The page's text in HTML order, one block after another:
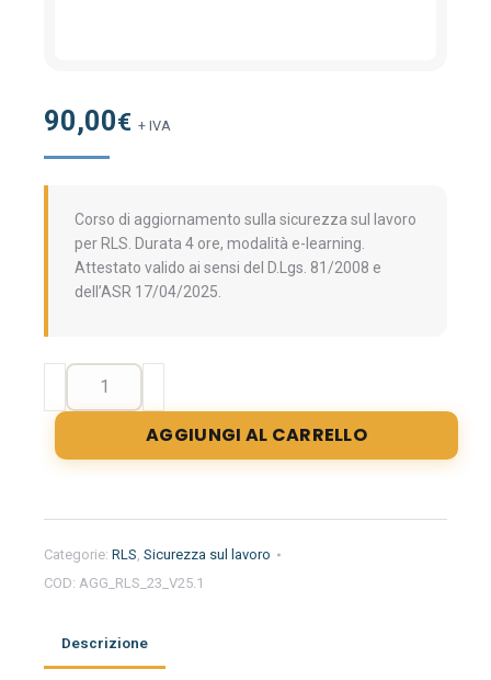
90,00€ + IVA
Corso di aggiornamento sulla sicurezza sul lavoro
per RLS. Durata 4 ore, modalità e-learning.
Attestato valido ai sensi del D.Lgs. 81/2008 e
dell’ASR 17/04/2025.
Aggiornamento
formazione
per
RLS
ore.
influenza
quantità
AGGIUNGI AL CARRELLO
Categorie: RLS, Sicurezza sul lavoro
COD: AGG_RLS_23_V25.1
Descrizione